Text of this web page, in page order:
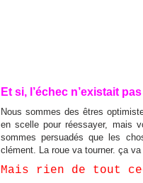
Et si, l’échec n’existait
Nous sommes des êtres
en scelle pour réessayer, mais
sommes persuadés que les
clément. La roue va tourner. ça
Mais rien de tout